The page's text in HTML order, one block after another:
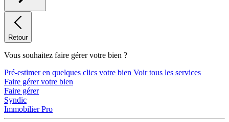
Retour
Vous souhaitez faire gérer votre bien ?
Pré-estimer en quelques clics votre bien Voir tous les services
Faire gérer votre bien
Faire gérer
Syndic
Immobilier Pro